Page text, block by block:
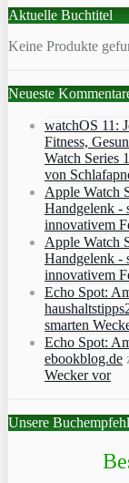
Aktuelle Buchtitel
Keine Produkte
Neueste
watchOS 11:
Fitness,
Watch Series
von
Apple Watch
Handgelenk -
innovativem
Apple Watch
Handgelenk -
innovativem
Echo Spot:
smarten
Echo Spot:
ebookblog.de
Wecker vor
Unsere